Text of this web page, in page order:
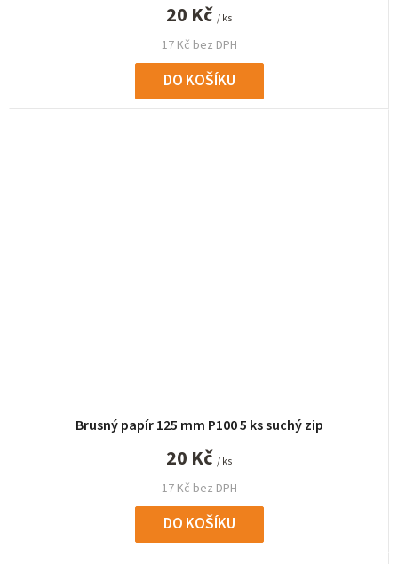
17 Kč bez DPH
20 Kč / ks
DO KOŠÍKU
Brusný papír 125 mm P100 5 ks suchý zip
17 Kč bez DPH
20 Kč / ks
DO KOŠÍKU